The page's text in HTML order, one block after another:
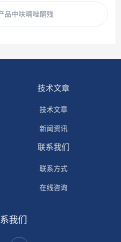
品中呋喃唑酮残
技术文章
技术文章
新闻资讯
联系我们
联系方式
在线咨询
我们